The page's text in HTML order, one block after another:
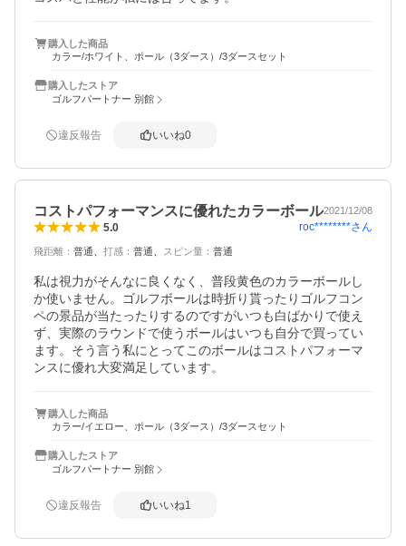
購入した商品
カラー/ホワイト、ボール（3ダース）/3ダースセット
購入したストア
ゴルフパートナー 別館
違反報告 いいね0
コストパフォーマンスに優れたカラーボール2021/12/08
5.0 roc********さん
飛距離 ： 普通 打感 ： 普通 スピン量 ： 普通
私は視力がそんなに良くなく、普段黄色のカラーボールし
か使いません。ゴルフボールは時折り貰ったりゴルフコン
ペの景品が当たったりするのですがいつも白ばかりで使え
ず、実際のラウンドで使うボールはいつも自分で買ってい
ます。そう言う私にとってこのボールはコストパフォーマ
ンスに優れ大変満足しています。
購入した商品
カラー/イエロー、ボール（3ダース）/3ダースセット
購入したストア
ゴルフパートナー 別館
違反報告 いいね1